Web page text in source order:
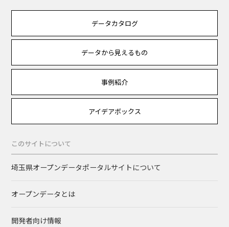
データカタログ
データから見えるもの
事例紹介
アイデアボックス
このサイトについて
埼玉県オープンデータポータルサイトについて
オープンデータとは
開発者向け情報